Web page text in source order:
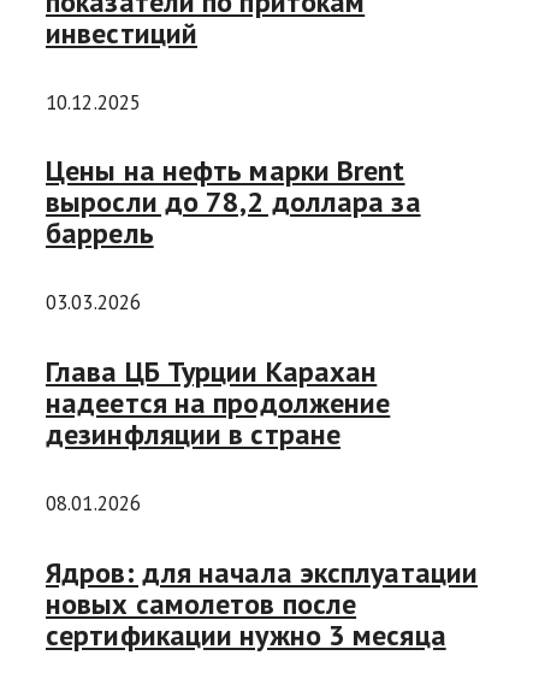
инвестиций
10.12.2025
Цены на нефть марки Brent
выросли до 78,2 доллара за
баррель
03.03.2026
Глава ЦБ Турции Карахан
надеется на продолжение
дезинфляции в стране
08.01.2026
Ядров: для начала эксплуатации
новых самолетов после
сертификации нужно 3 месяца